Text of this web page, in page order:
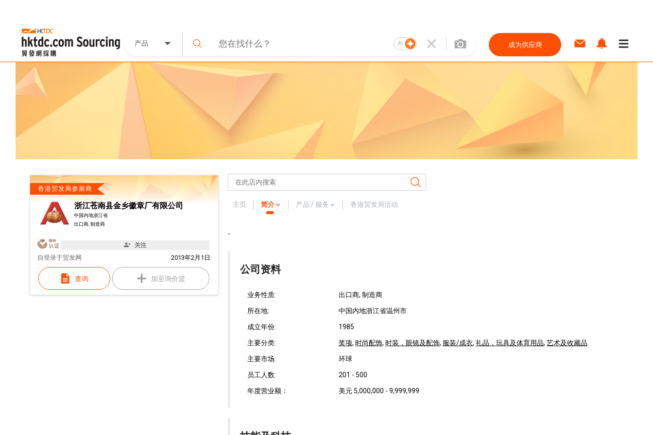
产品 AI 成为供应商
香港贸发局参展商
浙江苍南县金乡徽章厂有限公司
中国内地浙江省
出口商, 制造商
关注
自 2013年2月1日
登录于贸发网
查询 加至询价篮
主页 简介 产品 / 服务 香港贸发局活动
-
公司资料
业务性质: 出口商, 制造商
所在地: 中国内地浙江省温州市
成立年份: 1985
主要分类: 奖项, 时尚配饰, 时装，眼镜及配饰, 服装/成衣, 礼品，玩具及体育用品, 艺术及收藏品
主要市场: 环球
员工人数: 201 - 500
年度营业额： 美元 5,000,000 - 9,999,999